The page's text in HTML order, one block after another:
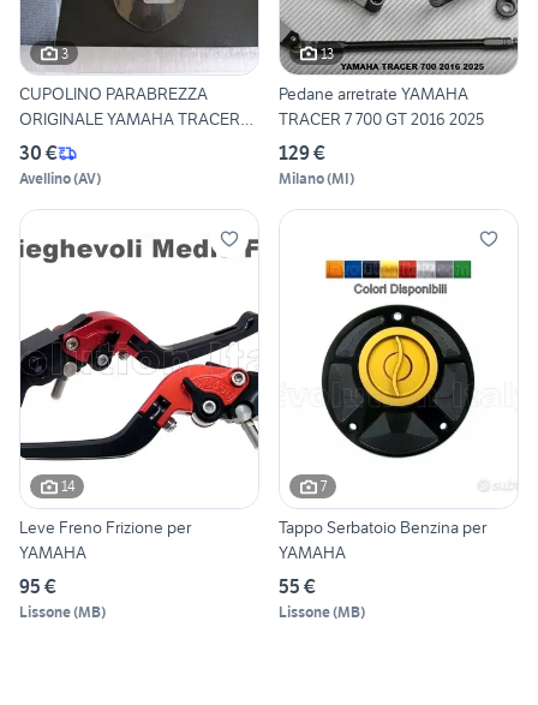
3
CUPOLINO PARABREZZA
ORIGINALE YAMAHA TRACER
700
30 €
Avellino(AV)
13
Pedane arretrate YAMAHA
TRACER 7 700 GT 2016 2025
129 €
Milano(MI)
14
Leve Freno Frizione per
YAMAHA
95 €
Lissone(MB)
7
Tappo Serbatoio Benzina per
YAMAHA
55 €
Lissone(MB)